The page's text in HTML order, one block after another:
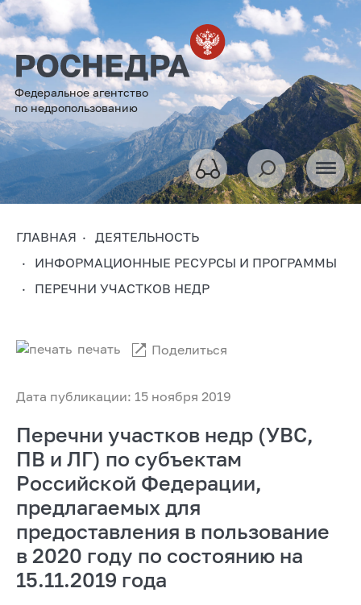
Федеральное агентство
по недропользованию
ГЛАВНАЯ
ДЕЯТЕЛЬНОСТЬ
ИНФОРМАЦИОННЫЕ РЕСУРСЫ И ПРОГРАММЫ
ПЕРЕЧНИ УЧАСТКОВ НЕДР
Дата публикации: 15 ноября 2019
печать Поделиться
Перечни участков недр (УВС,
ПВ и ЛГ) по субъектам
Российской Федерации,
предлагаемых для
предоставления в пользование
в 2020 году по состоянию на
15.11.2019 года